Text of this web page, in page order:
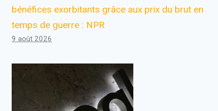
bénéfices exorbitants grâce aux prix du brut en
temps de guerre : NPR
9 août 2026